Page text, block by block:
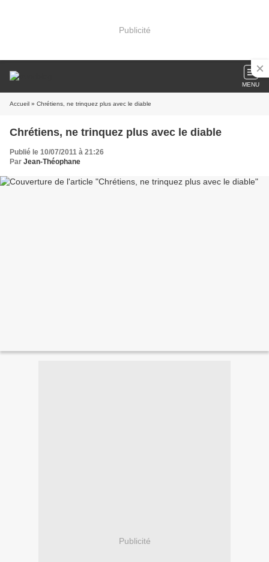
Publicité
MENU
Accueil » Chrétiens, ne trinquez plus avec le diable
Chrétiens, ne trinquez plus avec le diable
Publié le 10/07/2011 à 21:26
Par Jean-Théophane
Publicité